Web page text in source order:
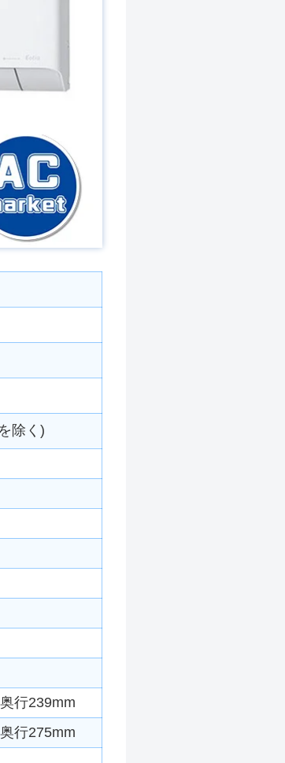
除く)
行239mm
行275mm